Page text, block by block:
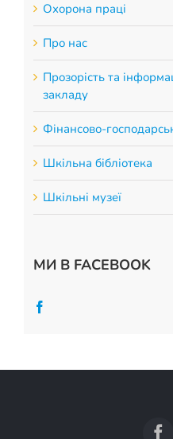
Охорона праці
Про нас
Прозорість та
закладу
Фінансово-
Шкільна бібліотека
Шкільні музеї
МИ В FACEBOOK